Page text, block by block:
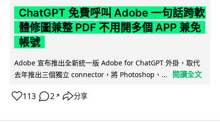
ChatGPT 免費呼叫 Adobe 一句話跨軟
體修圖兼整 PDF 不用開多個 APP 兼免
帳號
Adobe 宣布推出全新統一版 Adobe for ChatGPT 外掛，取代
去年推出三個獨立 connector，將 Photoshop、...
閱讀全文
113 2 ↗ 分享